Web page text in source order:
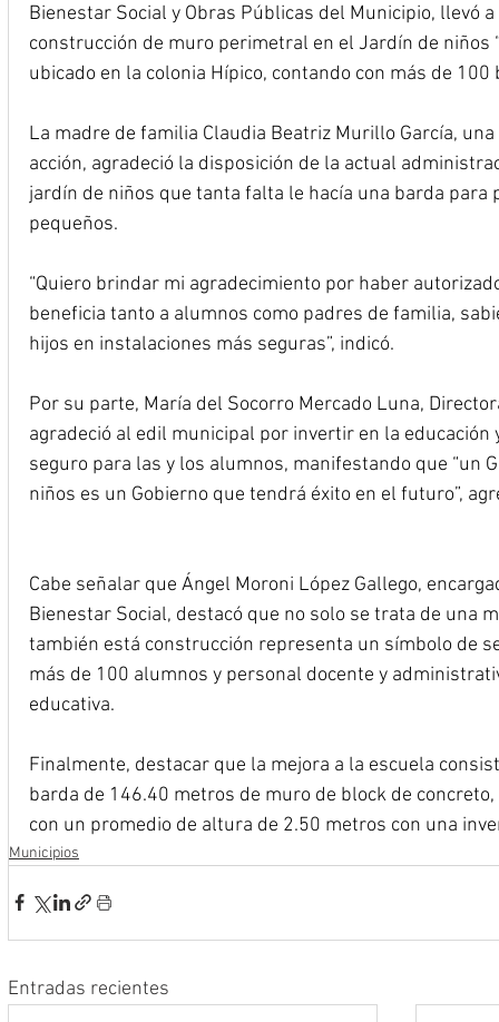
Bienestar Social y Obras Públicas del Municipio, llevó
construcción de muro perimetral en el Jardín de niños
ubicado en la colonia Hípico, contando con más de 100
La madre de familia Claudia Beatriz Murillo García,
acción, agradeció la disposición de la actual
jardín de niños que tanta falta le hacía una barda para
pequeños.
“Quiero brindar mi agradecimiento por haber
beneficia tanto a alumnos como padres de familia,
hijos en instalaciones más seguras”, indicó.
Por su parte, María del Socorro Mercado Luna,
agradeció al edil municipal por invertir en la
seguro para las y los alumnos, manifestando que “un
niños es un Gobierno que tendrá éxito en el futuro”,
Cabe señalar que Ángel Moroni López Gallego,
Bienestar Social, destacó que no solo se trata de una
también está construcción representa un símbolo de
más de 100 alumnos y personal docente y
educativa.
Finalmente, destacar que la mejora a la escuela
barda de 146.40 metros de muro de block de
con un promedio de altura de 2.50 metros con una
Municipios
Entradas recientes